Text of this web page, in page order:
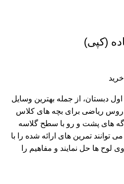
دبستان، از جمله بهترین وسایل
ریاضی برای بچه های کلاس
های پشت و رو با سطح گلاسه
می توانند تمرین های ارائه شده را با
لوح ها حل نمایند و مفاهیم را